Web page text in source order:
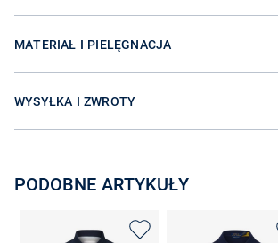
MATERIAŁ I PIELĘGNACJA
WYSYŁKA I ZWROTY
PODOBNE ARTYKUŁY